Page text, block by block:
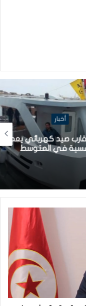
يعمل بالطاقة